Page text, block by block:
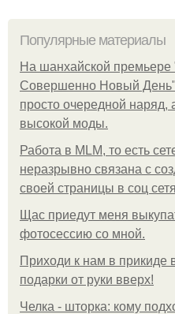
Популярные материалы
На шанхайской премьере
Совершенно Новый
просто очередной наряд,
высокой моды.
Работа в MLM, то есть
неразрывно связана с
своей страницы в соц
Щас приедут меня
фотосессию со мной.
Приходи к нам в прикиде
подарки от руки вверх!
Челка - шторка: кому